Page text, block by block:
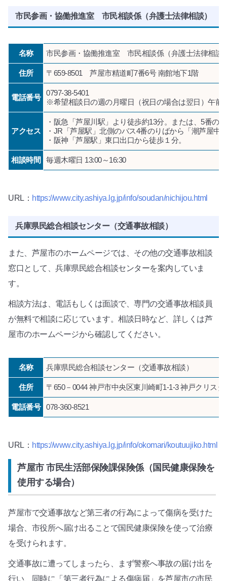
市民参画・協働推進室 市民相談係（弁護士法律相談）
名称 市民参画・協働推進室 市民相談係（弁護士法律相談
住所 〒659-8501 芦屋市精道町7番6号 南館地下1階
電話番号
0797-38-5401
※希望相談日の週の月曜日（祝日の場合は翌日）午前
アクセス
・阪急「芦屋川駅」より徒歩約13分。または、5番の
・JR「芦屋駅」北側のバス4番のりばから「潮芦屋
・阪神「芦屋駅」東口出口から徒歩１分。
相談時間 毎週木曜日 13:00～16:30
URL： https://www.city.ashiya.lg.jp/info/soudan/nichijou.html
兵庫県民総合相談センター（交通事故相談）
また、芦屋市のホームページでは、その他の交通事故相談
窓口として、兵庫県民総合相談センターを案内していま
す。
相談方法は、電話もしくは面談で、専門の交通事故相談員
が無料で相談に応じています。相談日時など、詳しくは芦
屋市のホームページから確認してください。
名称 兵庫県民総合相談センター（交通事故相談）
住所 〒650－0044 神戸市中央区東川崎町1-1-3 神戸クリスタ
電話番号 078-360-8521
URL： https://www.city.ashiya.lg.jp/info/okomari/koutuujiko.html
芦屋市 市民生活部保険課保険係（国民健康保険を
使用する場合）
芦屋市で交通事故など第三者の行為によって傷病を受けた
場合、市役所へ届け出ることで国民健康保険を使って治療
を受けられます。
交通事故に遭ってしまったら、まず警察へ事故の届け出を
行い、同時に「第三者行為による傷病届」を芦屋市の市民